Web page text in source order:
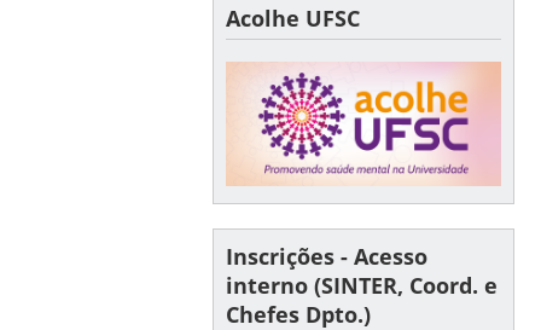
Acolhe UFSC
Inscrições - Acesso
interno (SINTER, Coord. e
Chefes Dpto.)